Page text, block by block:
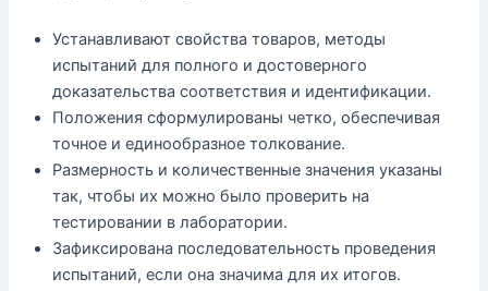
Устанавливают свойства товаров, методы
испытаний для полного и достоверного
доказательства соответствия и идентификации.
Положения сформулированы четко, обеспечивая
точное и единообразное толкование.
Размерность и количественные значения указаны
так, чтобы их можно было проверить на
тестировании в лаборатории.
Зафиксирована последовательность проведения
испытаний, если она значима для их итогов.